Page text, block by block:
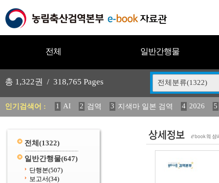
전체 일반간행물
총 1,322권 / 318,765 Pages 전체분류(1322)
인기검색어 : 1 AI 2 검역 3 지색마 일본 검역 4 2026
5
11 2025 12 중독성 식물 도감 13 媛 異 14
전체 (1322)
일반간행물(647)
단행본(507)
보고서(34)